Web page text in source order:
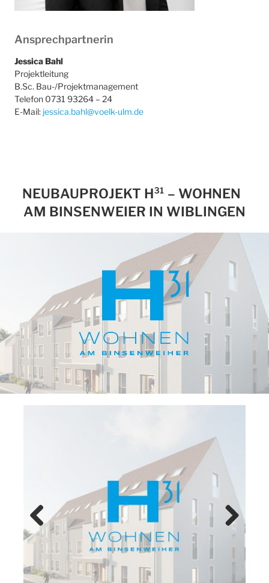
Ansprechpartnerin
Jessica Bahl
Projektleitung
B.Sc. Bau-/Projektmanagement
Telefon 0731 93264 – 24
E-Mail: jessica.bahl@voelk-ulm.de
NEUBAUPROJEKT H³¹ – WOHNEN
AM BINSENWEIER IN WIBLINGEN
Previ
ous
Next